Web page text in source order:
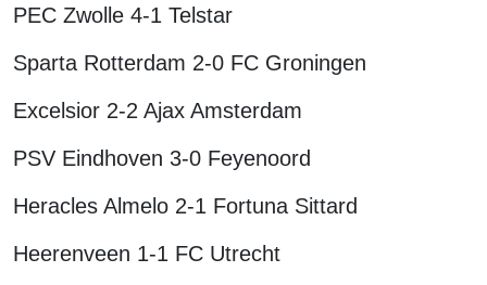
PEC Zwolle 4-1 Telstar
Sparta Rotterdam 2-0 FC Groningen
Excelsior 2-2 Ajax Amsterdam
PSV Eindhoven 3-0 Feyenoord
Heracles Almelo 2-1 Fortuna Sittard
Heerenveen 1-1 FC Utrecht